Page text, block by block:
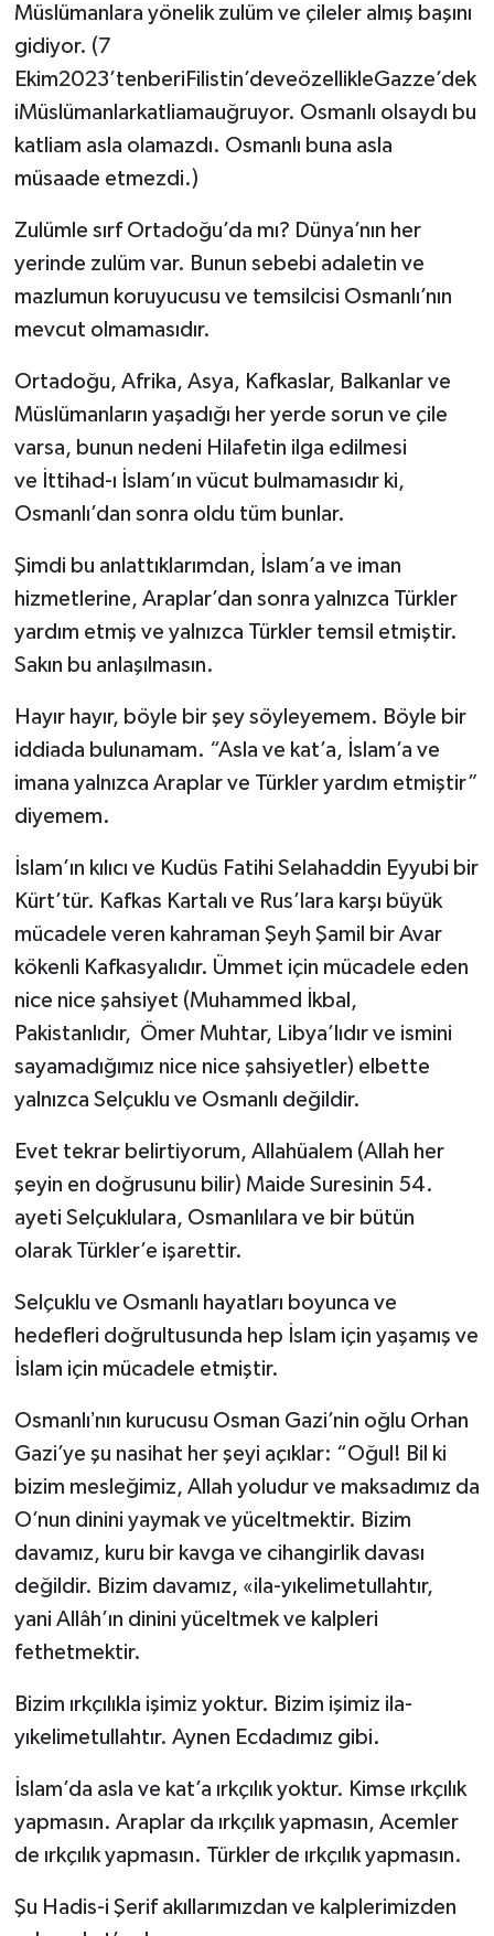
Müslümanlara yönelik zulüm ve çileler almış başını
gidiyor. (7
Ekim2023’tenberiFilistin’deveözellikleGazze’dek
iMüslümanlarkatliamauğruyor. Osmanlı olsaydı bu
katliam asla olamazdı. Osmanlı buna asla
müsaade etmezdi.)
Zulümle sırf Ortadoğu’da mı? Dünya’nın her
yerinde zulüm var. Bunun sebebi adaletin ve
mazlumun koruyucusu ve temsilcisi Osmanlı’nın
mevcut olmamasıdır.
Ortadoğu, Afrika, Asya, Kafkaslar, Balkanlar ve
Müslümanların yaşadığı her yerde sorun ve çile
varsa, bunun nedeni Hilafetin ilga edilmesi
ve İttihad-ı İslam’ın vücut bulmamasıdır ki,
Osmanlı’dan sonra oldu tüm bunlar.
Şimdi bu anlattıklarımdan, İslam’a ve iman
hizmetlerine, Araplar’dan sonra yalnızca Türkler
yardım etmiş ve yalnızca Türkler temsil etmiştir.
Sakın bu anlaşılmasın.
Hayır hayır, böyle bir şey söyleyemem. Böyle bir
iddiada bulunamam. “Asla ve kat’a, İslam’a ve
imana yalnızca Araplar ve Türkler yardım etmiştir”
diyemem.
İslam’ın kılıcı ve Kudüs Fatihi Selahaddin Eyyubi bir
Kürt’tür. Kafkas Kartalı ve Rus’lara karşı büyük
mücadele veren kahraman Şeyh Şamil bir Avar
kökenli Kafkasyalıdır. Ümmet için mücadele eden
nice nice şahsiyet (Muhammed İkbal,
Pakistanlıdır, Ömer Muhtar, Libya’lıdır ve ismini
sayamadığımız nice nice şahsiyetler) elbette
yalnızca Selçuklu ve Osmanlı değildir.
Evet tekrar belirtiyorum, Allahüalem (Allah her
şeyin en doğrusunu bilir) Maide Suresinin 54.
ayeti Selçuklulara, Osmanlılara ve bir bütün
olarak Türkler’e işarettir.
Selçuklu ve Osmanlı hayatları boyunca ve
hedefleri doğrultusunda hep İslam için yaşamış ve
İslam için mücadele etmiştir.
Osmanlıʼnın kurucusu Osman Gazi’nin oğlu Orhan
Gazi’ye şu nasihat her şeyi açıklar: “Oğul! Bil ki
bizim mesleğimiz, Allah yoludur ve maksadımız da
O’nun dinini yaymak ve yüceltmektir. Bizim
davamız, kuru bir kavga ve cihangirlik davası
değildir. Bizim davamız, «ila-yıkelimetullahtır,
yani Allâh’ın dinini yüceltmek ve kalpleri
fethetmektir.
Bizim ırkçılıkla işimiz yoktur. Bizim işimiz ila-
yıkelimetullahtır. Aynen Ecdadımız gibi.
İslam’da asla ve kat’a ırkçılık yoktur. Kimse ırkçılık
yapmasın. Araplar da ırkçılık yapmasın, Acemler
de ırkçılık yapmasın. Türkler de ırkçılık yapmasın.
Şu Hadis-i Şerif akıllarımızdan ve kalplerimizden